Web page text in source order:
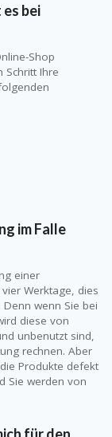
bei
Shop
Schritt Ihre
im Falle
einer
Werktage, dies
wenn Sie bei
diese von
unbenutzt sind,
rechnen. Aber
Produkte defekt
Sie werden von